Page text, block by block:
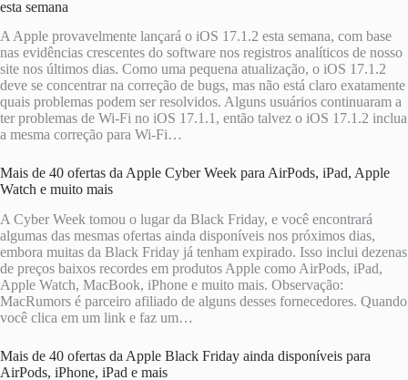
esta semana
A Apple provavelmente lançará o iOS 17.1.2 esta semana, com base
nas evidências crescentes do software nos registros analíticos de nosso
site nos últimos dias. Como uma pequena atualização, o iOS 17.1.2
deve se concentrar na correção de bugs, mas não está claro exatamente
quais problemas podem ser resolvidos. Alguns usuários continuaram a
ter problemas de Wi-Fi no iOS 17.1.1, então talvez o iOS 17.1.2 inclua
a mesma correção para Wi-Fi…
Mais de 40 ofertas da Apple Cyber ​​Week para AirPods, iPad, Apple
Watch e muito mais
A Cyber ​​Week tomou o lugar da Black Friday, e você encontrará
algumas das mesmas ofertas ainda disponíveis nos próximos dias,
embora muitas da Black Friday já tenham expirado. Isso inclui dezenas
de preços baixos recordes em produtos Apple como AirPods, iPad,
Apple Watch, MacBook, iPhone e muito mais. Observação:
MacRumors é parceiro afiliado de alguns desses fornecedores. Quando
você clica em um link e faz um…
Mais de 40 ofertas da Apple Black Friday ainda disponíveis para
AirPods, iPhone, iPad e mais